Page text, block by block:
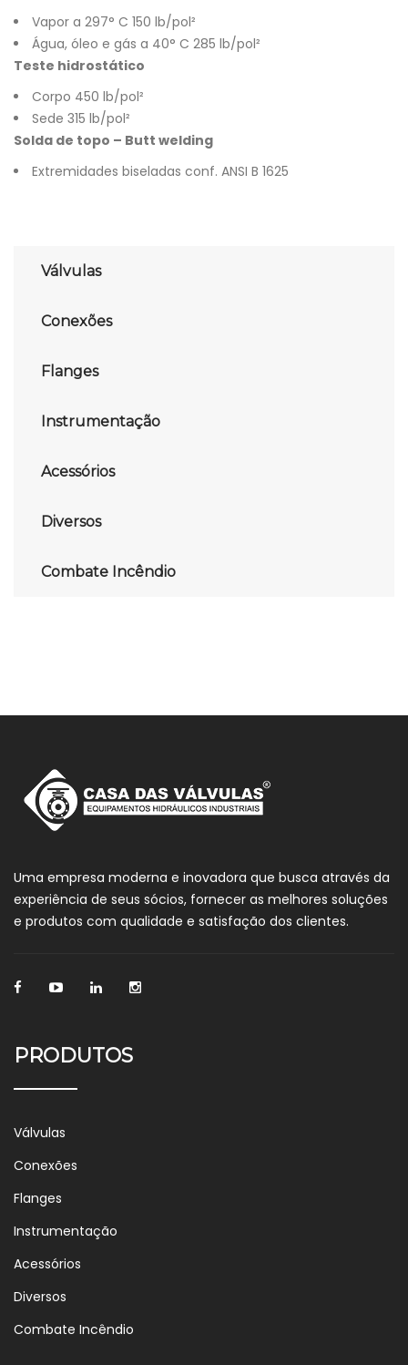
Vapor a 297° C 150 lb/pol²
Água, óleo e gás a 40° C 285 lb/pol²
Teste hidrostático
Corpo 450 lb/pol²
Sede 315 lb/pol²
Solda de topo – Butt welding
Extremidades biseladas conf. ANSI B 1625
Válvulas
Conexões
Flanges
Instrumentação
Acessórios
Diversos
Combate Incêndio
Uma empresa moderna e inovadora que busca através da
experiência de seus sócios, fornecer as melhores soluções
e produtos com qualidade e satisfação dos clientes.
PRODUTOS
Válvulas
Conexões
Flanges
Instrumentação
Acessórios
Diversos
Combate Incêndio